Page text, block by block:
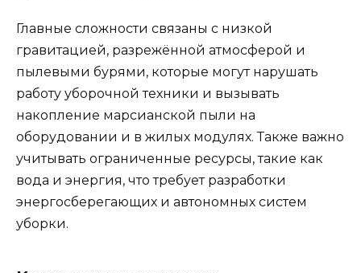
Главные сложности связаны с низкой
гравитацией, разрежённой атмосферой и
пылевыми бурями, которые могут нарушать
работу уборочной техники и вызывать
накопление марсианской пыли на
оборудовании и в жилых модулях. Также важно
учитывать ограниченные ресурсы, такие как
вода и энергия, что требует разработки
энергосберегающих и автономных систем
уборки.